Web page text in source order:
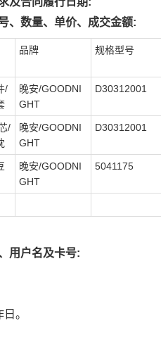
、数量、单价、成交金额:
品牌 规格型号
/
晚安/GOODNI
GHT
D30312001
/
晚安/GOODNI
GHT
D30312001
晚安/GOODNI
GHT
5041175
用户名及卡号:
。